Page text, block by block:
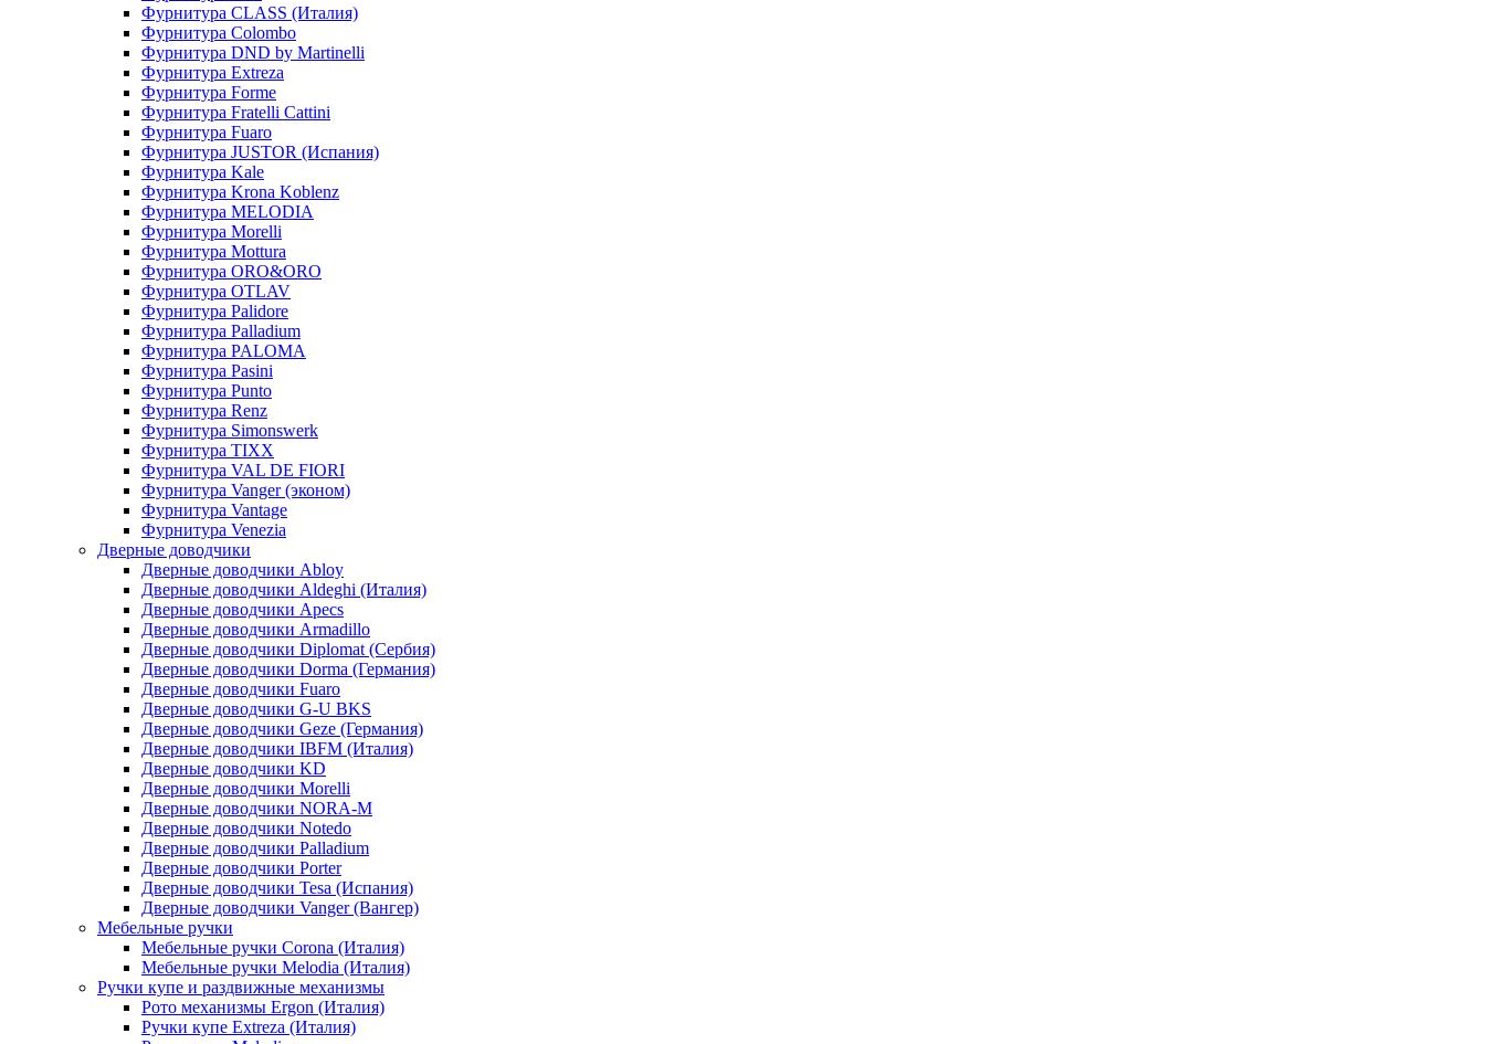
Фурнитура CLASS (Италия)
Фурнитура Colombo
Фурнитура DND by Martinelli
Фурнитура Extreza
Фурнитура Forme
Фурнитура Fratelli Cattini
Фурнитура Fuaro
Фурнитура JUSTOR (Испания)
Фурнитура Kale
Фурнитура Krona Koblenz
Фурнитура MELODIA
Фурнитура Morelli
Фурнитура Mottura
Фурнитура ORO&ORO
Фурнитура OTLAV
Фурнитура Palidore
Фурнитура Palladium
Фурнитура PALOMA
Фурнитура Pasini
Фурнитура Punto
Фурнитура Renz
Фурнитура Simonswerk
Фурнитура TIXX
Фурнитура VAL DE FIORI
Фурнитура Vanger (эконом)
Фурнитура Vantage
Фурнитура Venezia
Дверные доводчики
Дверные доводчики Abloy
Дверные доводчики Aldeghi (Италия)
Дверные доводчики Apecs
Дверные доводчики Armadillo
Дверные доводчики Diplomat (Сербия)
Дверные доводчики Dorma (Германия)
Дверные доводчики Fuaro
Дверные доводчики G-U BKS
Дверные доводчики Geze (Германия)
Дверные доводчики IBFM (Италия)
Дверные доводчики KD
Дверные доводчики Morelli
Дверные доводчики NORA-M
Дверные доводчики Notedo
Дверные доводчики Palladium
Дверные доводчики Porter
Дверные доводчики Tesa (Испания)
Дверные доводчики Vanger (Вангер)
Мебельные ручки
Мебельные ручки Corona (Италия)
Мебельные ручки Melodia (Италия)
Ручки купе и раздвижные механизмы
Рото механизмы Ergon (Италия)
Ручки купе Extreza (Италия)